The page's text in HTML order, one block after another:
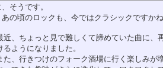
そうです。
の頃のロックも、今ではクラシックですかね
近、ちょっと見で難しくて諦めていた曲に、
るようになりました。
た、行きつけのフォーク酒場に行く楽しみが